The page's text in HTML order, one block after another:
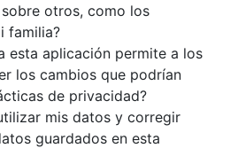
otros, como los
familia?
esta aplicación permite a los
los cambios que podrían
de privacidad?
mis datos y corregir
guardados en esta